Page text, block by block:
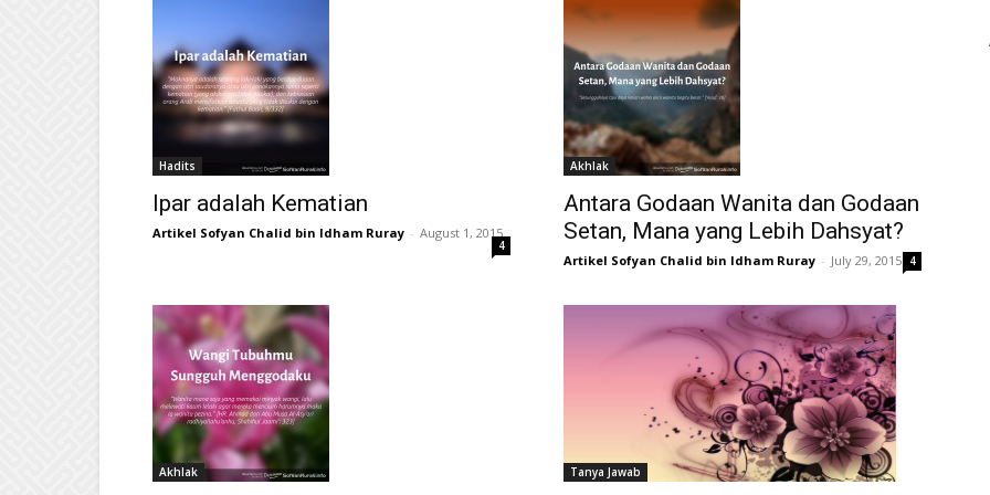
Hadits
Ipar adalah Kematian
Artikel Sofyan Chalid bin Idham Ruray - August 1, 2015
4
Akhlak
Antara Godaan Wanita dan Godaan
Setan, Mana yang Lebih Dahsyat?
Artikel Sofyan Chalid bin Idham Ruray - July 29, 2015 4
Akhlak Tanya Jawab